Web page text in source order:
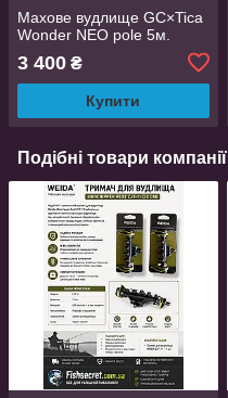
Махове вудлище GC×Tica
Wonder NEO pole 5м.
3 400 ₴
Купити
Подібні товари компанії